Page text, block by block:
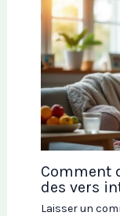
Comment
des vers
Laisser un